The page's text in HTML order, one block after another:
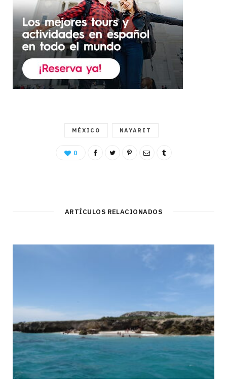
MÉXICO NAYARIT
0
ARTÍCULOS RELACIONADOS